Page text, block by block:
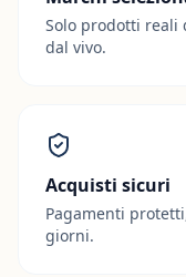
Solo prodotti reali
dal vivo.
Acquisti sicuri
Pagamenti
giorni.